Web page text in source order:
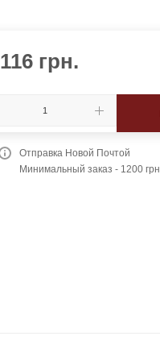
116 грн.
Отправка Новой Почтой
Минимальный заказ - 1200 грн